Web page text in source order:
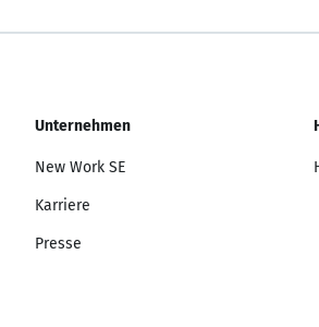
Unternehmen
New Work SE
Karriere
Presse